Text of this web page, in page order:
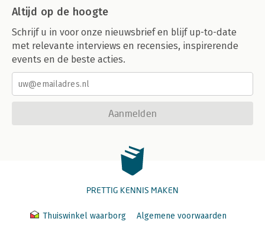
Altijd op de hoogte
Schrijf u in voor onze nieuwsbrief en blijf up-to-date
met relevante interviews en recensies, inspirerende
events en de beste acties.
Aanmelden
PRETTIG KENNIS MAKEN
Thuiswinkel waarborg
Algemene voorwaarden